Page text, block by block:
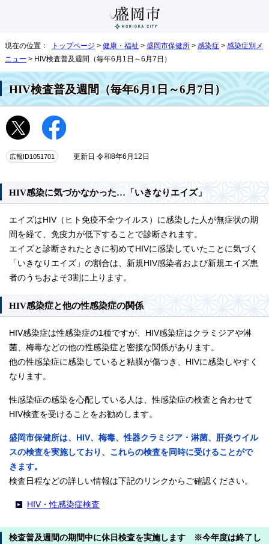
現在の位置： トップページ > 健康・福祉 > 盛岡市保健所 > 感染症 > 感染症別メ
ニュー > HIV検査普及週間（毎年6月1日～6月7日）
HIV検査普及週間（毎年6月1日～6月7日）
広報ID1051701 更新日 令和8年6月12日
HIV感染に気づかなかった…「いきなりエイズ」
エイズはHIV（ヒト免疫不全ウイルス）に感染した人が無症状の期
間を経て、免疫力が低下することで診断されます。
エイズと診断されたときに初めてHIVに感染していたことに気づく
「いきなりエイズ」の割合は、新規HIV感染者および新規エイズ患
者のうちおよそ3割に上ります。
HIV感染症と他の性感染症の関係
HIV感染症は性感染症の1種ですが、HIV感染症はクラミジアや淋
菌、梅毒などの他の性感染症と密接な関係があります。
他の性感染症に感染していると粘膜が傷つき、HIVに感染しやすく
なります。
性感染症の感染を心配している人は、性感染症の検査と合わせて
HIV検査を受けることをお勧めします。
盛岡市保健所は、HIV、梅毒、性器クラミジア・淋菌、肝炎ウイル
スの検査を実施しており、これらの検査を同時に受けることがで
きます。
検査日程などの詳しい情報は下記のリンクからご確認ください。
HIV・性感染症検査
検査普及週間の期間中に休日検査を実施します ※今年度は終了し